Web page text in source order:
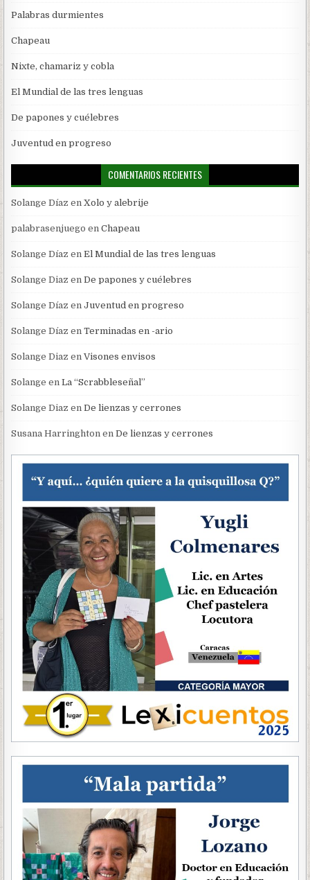
Palabras durmientes
Chapeau
Nixte, chamariz y cobla
El Mundial de las tres lenguas
De papones y cuélebres
Juventud en progreso
COMENTARIOS RECIENTES
Solange Díaz enXolo y alebrije
palabrasenjuego enChapeau
Solange Díaz enEl Mundial de las tres lenguas
Solange Diaz enDe papones y cuélebres
Solange Díaz enJuventud en progreso
Solange Díaz enTerminadas en -ario
Solange Diaz enVisones envisos
Solange enLa “Scrabbleseñal”
Solange Diaz enDe lienzas y cerrones
Susana Harringhton enDe lienzas y cerrones